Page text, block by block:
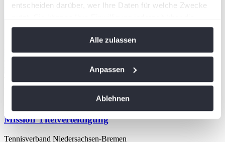
entscheiden darüber, wer Ihre Daten für welche Zwecke
Cookie-Erklärung oder durch Klicken auf das Privacy
Trigger Symbol ändern oder widerrufen
Wenn Sie es erlauben, würden wir auch gerne:
bestimmten Merkmalen (Fingerprinting) identifizieren
Alle zulassen
Anpassen
Ablehnen
Team TNB für den DTB Talent Cup
06/08/2026
DTB Talent Cup 2026: TNB-Team startet die
Mission Titelverteidigung
Tennisverband Niedersachsen-Bremen